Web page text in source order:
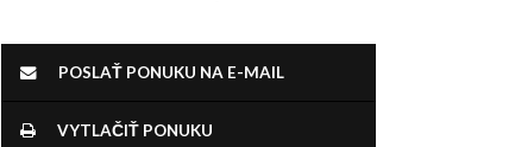
POSLAŤ PONUKU NA E-MAIL
VYTLAČIŤ PONUKU